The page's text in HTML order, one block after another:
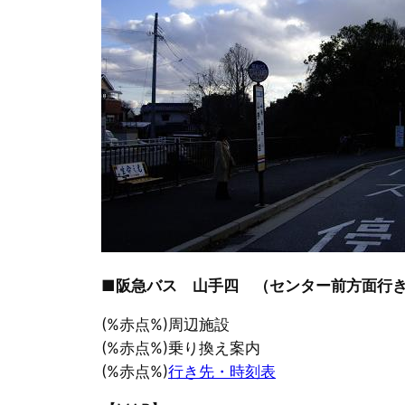
■阪急バス 山手四 （センター前方面行
(%赤点%)周辺施設
(%赤点%)乗り換え案内
(%赤点%)行き先・時刻表